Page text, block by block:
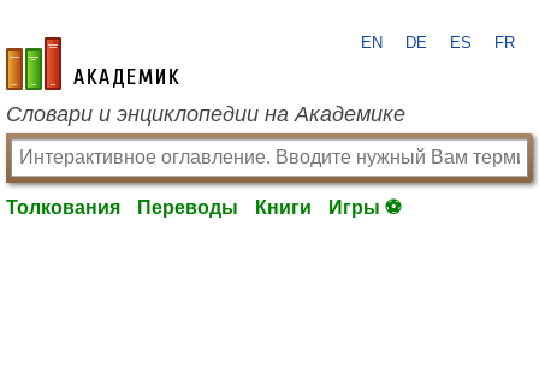
academic.ru
EN DE ES FR
Словари и энциклопедии на Академике
Толкования Переводы Книги Игры ⚽